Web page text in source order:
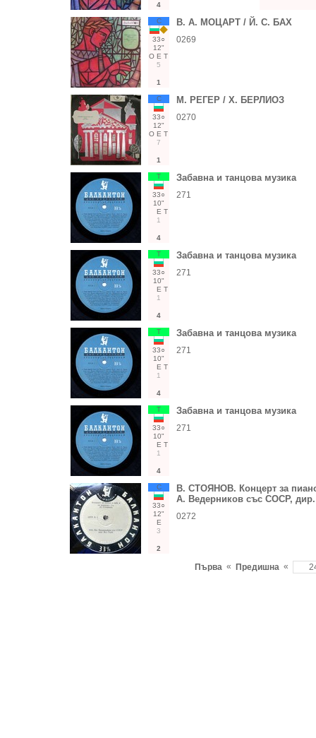
4
С
33○
12"
О Е Т
5
1
В. А. МОЦАРТ / Й. С. БАХ
0269
С
33○
12"
О Е Т
7
1
М. РЕГЕР / Х. БЕРЛИОЗ
0270
Т
33○
10"
Е Т
1
4
Забавна и танцова музика
271
Т
33○
10"
Е Т
1
4
Забавна и танцова музика
271
Т
33○
10"
Е Т
1
4
Забавна и танцова музика
271
Т
33○
10"
Е Т
1
4
Забавна и танцова музика
271
С
33○
12"
Е
3
2
В. СТОЯНОВ. Концерт за
А. Ведерников със СОСР, дир.
0272
Първа « Предишна «